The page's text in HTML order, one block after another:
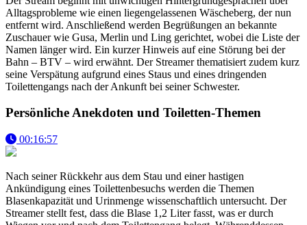
Alltagsprobleme wie einen liegengelassenen Wäscheberg, der nun
entfernt wird. Anschließend werden Begrüßungen an bekannte
Zuschauer wie Gusa, Merlin und Ling gerichtet, wobei die Liste der
Namen länger wird. Ein kurzer Hinweis auf eine Störung bei der
Bahn – BTV – wird erwähnt. Der Streamer thematisiert zudem kurz
seine Verspätung aufgrund eines Staus und eines dringenden
Toilettengangs nach der Ankunft bei seiner Schwester.
Persönliche Anekdoten und Toiletten-Themen
00:16:57
Nach seiner Rückkehr aus dem Stau und einer hastigen
Ankündigung eines Toilettenbesuchs werden die Themen
Blasenkapazität und Urinmenge wissenschaftlich untersucht. Der
Streamer stellt fest, dass die Blase 1,2 Liter fasst, was er durch